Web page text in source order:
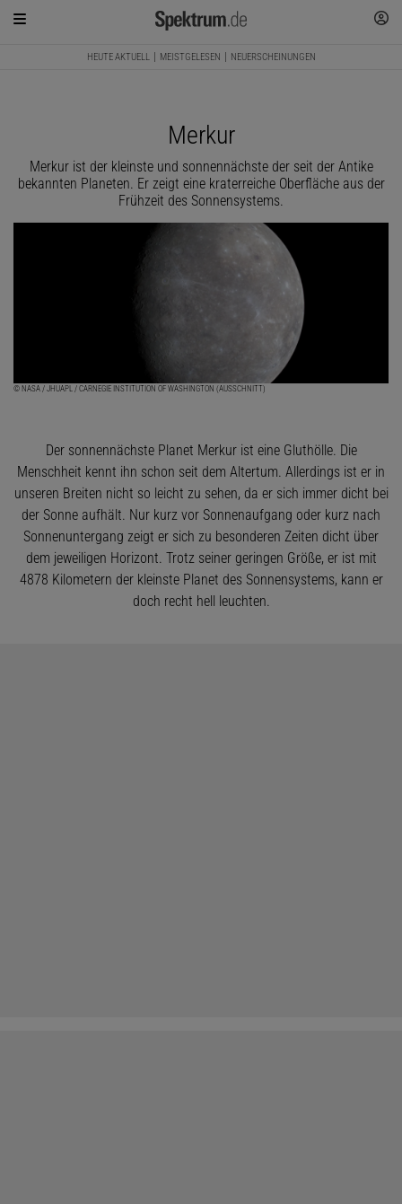
HEUTE AKTUELL MEISTGELESEN NEUERSCHEINUNGEN
Merkur
Merkur ist der kleinste und sonnennächste der seit der Antike
bekannten Planeten. Er zeigt eine kraterreiche Oberfläche aus der
Frühzeit des Sonnensystems.
© NASA / JHUAPL / CARNEGIE INSTITUTION OF WASHINGTON (AUSSCHNITT)
Der sonnennächste Planet Merkur ist eine Gluthölle. Die
Menschheit kennt ihn schon seit dem Altertum. Allerdings ist er in
unseren Breiten nicht so leicht zu sehen, da er sich immer dicht bei
der Sonne aufhält. Nur kurz vor Sonnenaufgang oder kurz nach
Sonnenuntergang zeigt er sich zu besonderen Zeiten dicht über
dem jeweiligen Horizont. Trotz seiner geringen Größe, er ist mit
4878 Kilometern der kleinste Planet des Sonnensystems, kann er
doch recht hell leuchten.